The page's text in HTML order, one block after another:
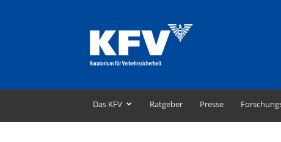
–
Kuratorium
für
Das KFV Ratgeber Presse